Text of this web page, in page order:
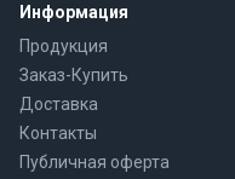
Информация
Продукция
Заказ-Купить
Доставка
Контакты
Публичная оферта